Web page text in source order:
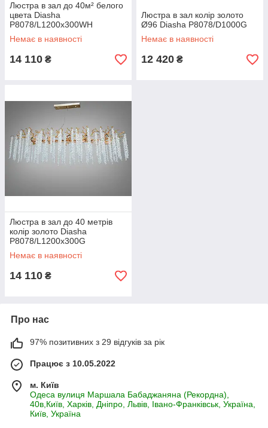
Люстра в зал до 40м² белого
цвета Diasha
P8078/L1200x300WH
Немає в наявності
14 110 ₴
Люстра в зал колір золото
Ø96 Diasha P8078/D1000G
Немає в наявності
12 420 ₴
Люстра в зал до 40 метрів
колір золото Diasha
P8078/L1200x300G
Немає в наявності
14 110 ₴
Про нас
97% позитивних з 29 відгуків за рік
Працює з 10.05.2022
м. Київ
Одеса вулиця Маршала Бабаджаняна (Рекордна),
40в,Київ, Харків, Дніпро, Львів, Івано-Франківськ, Україна,
Київ, Україна